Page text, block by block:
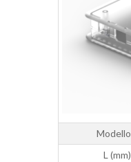
Modello
L (mm)